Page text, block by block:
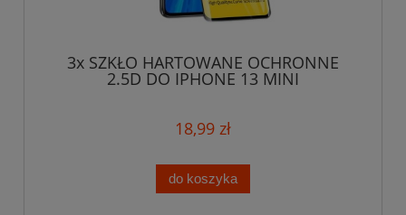
3x SZKŁO HARTOWANE OCHRONNE
2.5D DO IPHONE 13 MINI
18,99 zł
do koszyka